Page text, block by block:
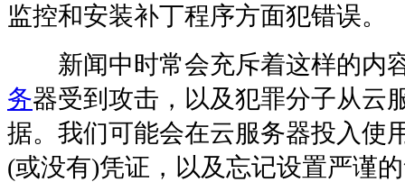
监控和安装补丁程序方面犯错误。
新闻中时常会充斥着这样的内
务器受到攻击，以及犯罪分子从云
据。我们可能会在云服务器投入使
(或没有)凭证，以及忘记设置严谨